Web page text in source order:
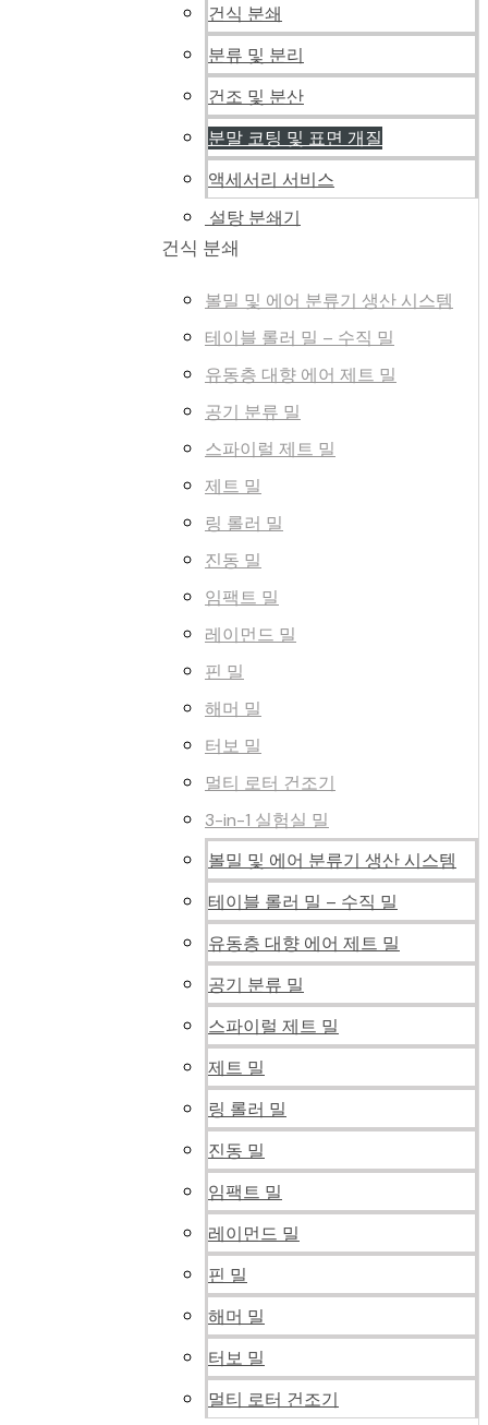
건식 분쇄
분류 및 분리
건조 및 분산
분말 코팅 및 표면 개질
액세서리 서비스
설탕 분쇄기
건식 분쇄
볼밀 및 에어 분류기 생산 시스템
테이블 롤러 밀 – 수직 밀
유동층 대향 에어 제트 밀
공기 분류 밀
스파이럴 제트 밀
제트 밀
링 롤러 밀
진동 밀
임팩트 밀
레이먼드 밀
핀 밀
해머 밀
터보 밀
멀티 로터 건조기
3-in-1 실험실 밀
볼밀 및 에어 분류기 생산 시스템
테이블 롤러 밀 – 수직 밀
유동층 대향 에어 제트 밀
공기 분류 밀
스파이럴 제트 밀
제트 밀
링 롤러 밀
진동 밀
임팩트 밀
레이먼드 밀
핀 밀
해머 밀
터보 밀
멀티 로터 건조기